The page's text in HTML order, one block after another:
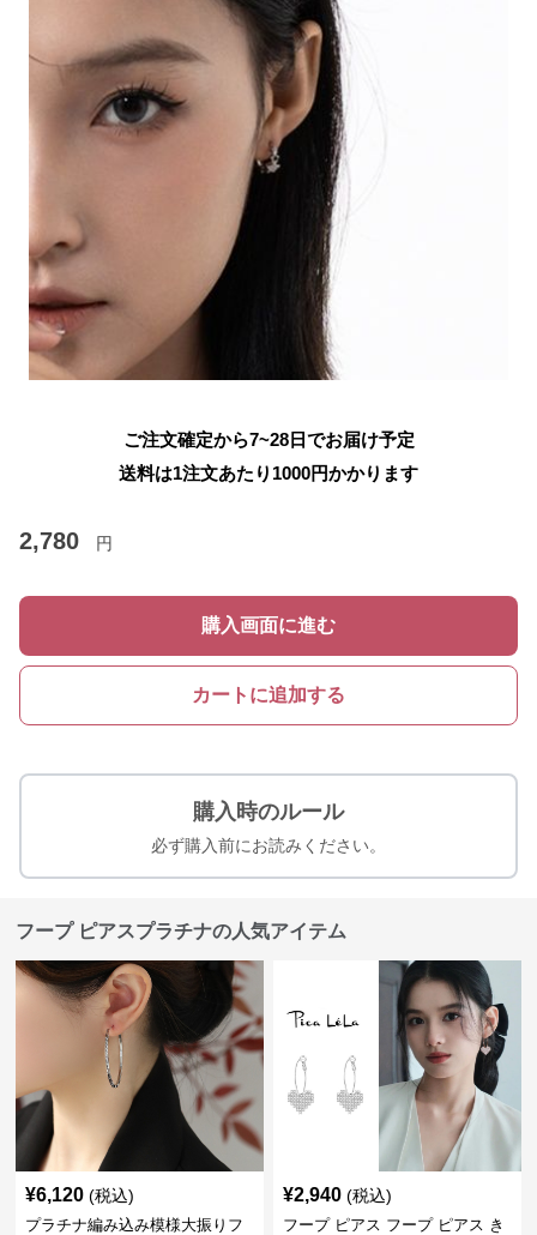
ご注文確定から7~28日でお届け予定
送料は1注文あたり 1000円かかります
2,780 円
購入画面に進む
カートに追加する
購入時のルール
必ず購入前にお読みください。
フープ ピアスプラチナの人気アイテム
¥6,120 (税込)
プラチナ編み込み模様大振りフ
¥2,940 (税込)
フープ ピアス フープ ピアス き